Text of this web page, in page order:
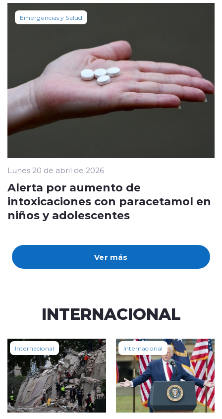
Ver más
Emergencias y Salud
Lunes 20 de abril de 2026
Alerta por aumento de
intoxicaciones con paracetamol en
niños y adolescentes
INTERNACIONAL
Internacional Internacional